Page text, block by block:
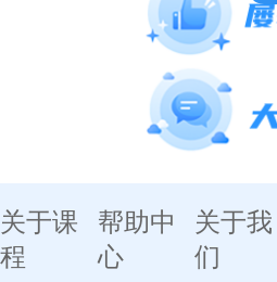
关于课
程
帮助中
心
关于我
们